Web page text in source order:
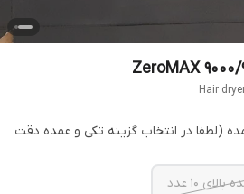
Hair
(لطفا در انتخاب گزینه تکی و عمده دقت
۱۰ عدد